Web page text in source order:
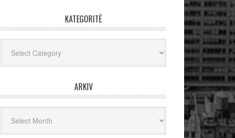
KATEGORITË
ARKIV